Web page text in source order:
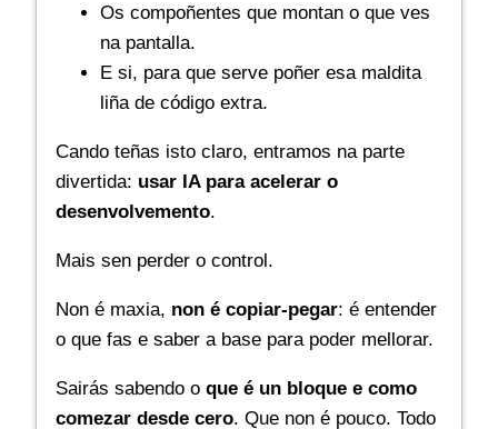
Os compoñentes que montan o que ves
na pantalla.
E si, para que serve poñer esa maldita
liña de código extra.
Cando teñas isto claro, entramos na parte
divertida: usar IA para acelerar o
desenvolvemento.
Mais sen perder o control.
Non é maxia, non é copiar-pegar: é entender
o que fas e saber a base para poder mellorar.
Sairás sabendo o que é un bloque e como
comezar desde cero. Que non é pouco. Todo